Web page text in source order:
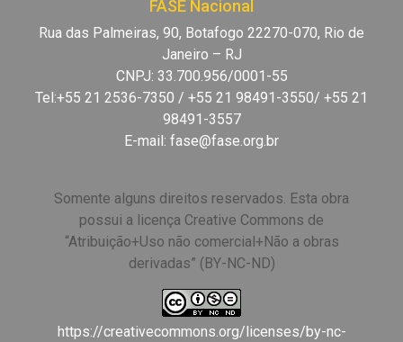
FASE Nacional
Rua das Palmeiras, 90, Botafogo 22270-070, Rio de
Janeiro – RJ
CNPJ: 33.700.956/0001-55
Tel:+55 21 2536-7350 / +55 21 98491-3550/ +55 21
98491-3557
E-mail: fase@fase.org.br
Somente alguns direitos reservados. Esta obra
possui a licença Creative Commons de
“Atribuição+Uso não comercial+Não a obras
derivadas” (BY-NC-ND)
https://creativecommons.org/licenses/by-nc-